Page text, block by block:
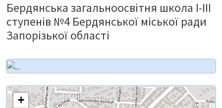
Бердянська загальноосвітня школа І-ІІІ
ступенів №4 Бердянської міської ради
Запорізької області
+